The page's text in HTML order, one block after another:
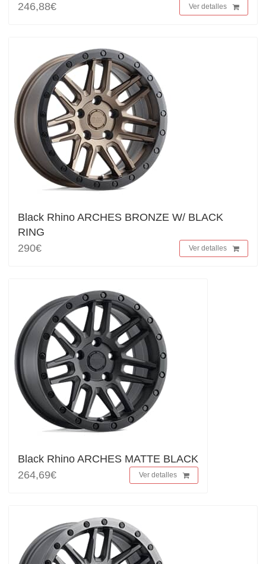
246,88€
Ver detalles
Black Rhino ARCHES BRONZE W/ BLACK
RING
290€
Ver detalles
Black Rhino ARCHES MATTE BLACK
264,69€
Ver detalles